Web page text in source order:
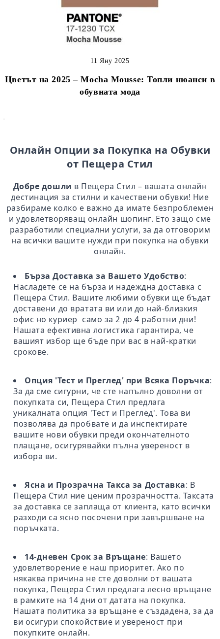
Цветът на 2025 – Mocha Mousse: Топли нюанси в
обувната мода
11 Яну 2025
-
Онлайн Опции за Покупка на Обувки
от Пещера Стил
Добре дошли в Пещера Стил – вашата онлайн
дестинация за стилни и качествени обувки! Ние
разбираме колко е важно да имате безпроблемен
и удовлетворяващ онлайн шопинг. Ето защо сме
разработили специални услуги, за да отговорим
на всички вашите нужди при покупка на обувки
онлайн.
Бърза Доставка за Вашето Удобство:
Насладете се на бърза и надеждна доставка с
Пещера Стил. Вашите любими обувки ще бъдат
доставени до вратата ви или до най-близкия
офис но куриер само за 2 до 4 работни дни!
Нашата ефективна логистика гарантира, че
вашият избор ще бъде при вас в най-кратки
срокове.
Опция 'Тест и Преглед' при Всяка Поръчка:
За да сме сигурни, че сте напълно доволни от
покупката си, Пещера Стил предлага
уникалната опция 'Тест и Преглед'. Това ви
позволява да пробвате и да инспектирате
вашите нови обувки преди окончателното
плащане, осигурявайки пълна увереност в
избора ви.
Ясна и Прозрачна Такса за Доставка: В
Пещера Стил ние ценим прозрачността. Таксата
за доставка се заплаща от клиента, като всички
разходи са ясно посочени при завършване на
поръчката.
14-дневен Срок за Връщане: Вашето
удовлетворение е наш приоритет. Ако по
някаква причина не сте доволни от вашата
покупка, Пещера Стил предлага лесно връщане
в рамките на 14 дни от датата на покупка.
Нашата политика за връщане е създадена, за да
ви осигури спокойствие и увереност при
покупките онлайн.